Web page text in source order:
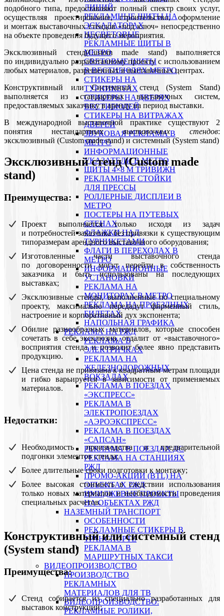
ЛИНИЙ
РЕКЛАМНЫЕ ЩИТЫ НА
ЭСКАЛАТОРАХ
НЕСВЕТОВЫЕ
РЕКЛАМНЫЕ ЩИТЫ В
МЕТРО
СВЕТОВЫЕ ЩИТЫ
В ВЕСТИБЮЛЯХ МЕТРО
СТИКЕРЫ НА
ТУРНИКЕТАХ
CТИКЕРЫ НА ДВЕРЯХ
ВЕСТИБЮЛЕЙ
CТИКЕРЫ НА ВИТРАЖАХ
ДВЕРЕЙ
ЗВУКОВАЯ РЕКЛАМА В
МЕТРО
ИНФОРМАЦИОННЫЕ
УКАЗАТЕЛИ В МЕТРО
ЩИТЫ 4×8 М ТРИВИЖН
РЕКЛАМНЫЕ СТОЙКИ
ДЛЯ ПРЕССЫ
РОЛЛЕРНЫЕ ДИСПЛЕИ В
МЕТРО
ПОСТЕРЫ НА ПУТЕВЫХ
СТЕНАХ
ФЛАЖКИ НАД
ТУРНИКЕТАМИ
ФЛАГИ В ПЕРЕХОДАХ В
МЕТРО
ИНФОРМАЦИОННЫЕ
УСТАНОВКИ
РЕКЛАМА НА
МОНИТОРАХ В МЕТРО
РЕКЛАМА НА ПРОЕЗДНЫХ
БИЛЕТАХ
НАПОЛЬНАЯ ГРАФИКА
РЕКЛАМА НА РЖД
РЕКЛАМА В
ЭЛЕКТРИЧКАХ
РЕКЛАМА НА
ЖЕЛЕЗНОДОРОЖНЫХ
ВОКЗАЛАХ
РЕКЛАМА В ПОЕЗДАХ
«ЭКСПРЕСС»
РЕКЛАМА В
ЭЛЕКТРОПОЕЗДАХ
«АЭРОЭКСПРЕСС»
РЕКЛАМА В ПОЕЗДАХ
«САПСАН»
РЕКЛАМА В ПОЕЗДАХ ДС
РЕКЛАМА НА СТАНЦИЯХ
РЖД
ПРОМО-АКЦИИ (BTL) НА
ОБЪЕКТАХ РЖД
ИМИДЖЕВЫЕ ПРОЕКТЫ
НА ОБЪЕКТАХ РЖД
НАЗЕМНЫЙ ТРАНСПОРТ
ОСОБЕННОСТИ
РЕКЛАМНЫЕ СТИКЕРЫ В
ТРАНСПОРТЕ
РЕКЛАМА В
МАРШРУТНЫХ ТАКСИ
ВИДЕОПРОИЗВОДСТВО
ПРОИЗВОДСТВО
РЕКЛАМНЫХ
МАТЕРИАЛОВ ДЛЯ ТВ
ВИДЕОПРОИЗВОДСТВО:
РЕКЛАМНЫЕ РОЛИКИ,
подобного типа, предоставляют полный спектр своих услуг,
осуществляя проектирование, строительство, оформление
и монтаж выставочных стендов «под ключ» непосредственно
на объекте проведения будущего мероприятия.
Эксклюзивный стенд(Custom made stand) выполняется
по индивидуально разработанному проекту с использованием
любых материалов, разрешенных в выставочных центрах.
Конструктивный или Системный стенд (System Stand)
выполняется из стандартных выставочных систем,
предоставляемых заказчику в аренду на период выставки.
В международной выставочной практике существуют 2
понятия нестандартныхвыставочных стендов:
эксклюзивный (Custom made stand) и системный (System stand)
Эксклюзивный стенд (Custom made
stand)
Преимущества:
Проект выполняется только исходя из задач
и потребностей заказчика без привязки к существующим
типоразмерам арендного выставочного оборудования;
Изготовленные части выставочного стенда
по договоренности могут перейти в собственность
заказчика и быть использованы на последующих
выставках;
Эксклюзивные стенды, выполненные по специальному
проекту, максимально передадут фирменный стиль,
настроение и корпоративный дух экспонента;
Обилие разнообразных материалов, которые способен
сочетать в себе эксклюзив, отдалит от «выставочного»
восприятия стенда и позволит более явно представить
продукцию.
Цена стенда не привязана к квадратным метрам площади
и гибко варьируется в зависимости от применяемых
материалов.
Недостатки:
Необходимость производства и предварительной
подгонки элементов стенда;
Более длительные сроки подготовки к монтажу;
Более высокая стоимость в следствии использования
только новых материалов и необходимости проведения
специальных расчетов.
Конструктивный или системный стенд
(System stand)
Преимущества:
Стенд собирается из специально разработанных для
выставок конструкций;